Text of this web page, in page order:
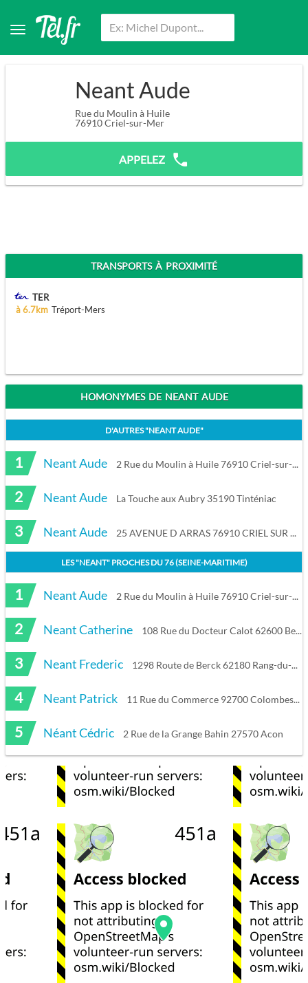
Neant Aude
Rue du Moulin à Huile
76910Criel-sur-Mer
APPELEZ
TRANSPORTS À PROXIMITÉ
TER
à 6.7km Tréport-Mers
HOMONYMES DE NEANT AUDE
D'AUTRES "NEANT AUDE"
1 Neant Aude 2 Rue du Moulin à Huile 76910 Criel-sur-Mer
2 Neant Aude La Touche aux Aubry 35190 Tinténiac
3 Neant Aude 25 AVENUE D ARRAS 76910 CRIEL SUR MER
LES "NEANT" PROCHES DU76 (SEINE-MARITIME)
1 Neant Aude 2 Rue du Moulin à Huile 76910 Criel-sur-Mer
2 Neant Catherine 108 Rue du Docteur Calot 62600 Berck
3 Neant Frederic 1298 Route de Berck 62180 Rang-du-Fliers
4 Neant Patrick 11 Rue du Commerce 92700 Colombes
5 Néant Cédric 2 Rue de la Grange Bahin 27570 Acon